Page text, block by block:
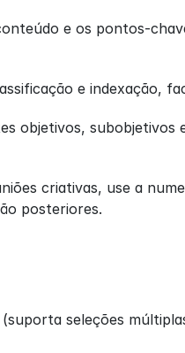
e os pontos-
e indexação,
objetivos, subobjetivos
criativas, use a
posteriores.
seleções